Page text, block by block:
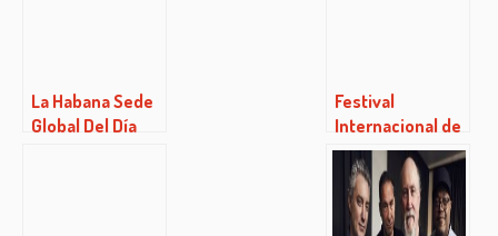
La Habana Sede
Global Del Día
Festival
Internacional de
Jazz
JAZZMADRID’15
del 5 al 27 de
Noviembre